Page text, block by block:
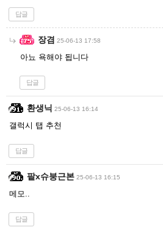
답글
장겸 25-06-13 17:58
아뇨 욕해야 됩니다
답글
환생닉 25-06-13 16:14
갤럭시 탭 추천
답글
팥x슈붕근본 25-06-13 16:15
메모..
답글